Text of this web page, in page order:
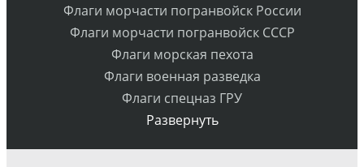
Флаги морчасти погранвойск России
Флаги морчасти погранвойск СССР
Флаги морская пехота
Флаги военная разведка
Флаги спецназ ГРУ
Развернуть